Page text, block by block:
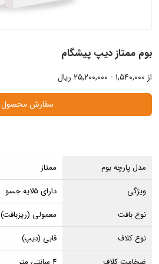
بوم ممتاز دیپ پیشگام
از ۱,۵۴۰,۰۰۰ - ۲۵,۲۰۰,۰۰۰ ریال
سفارش محصول
مدل پارچه بوم
ممتاز
ویژگی
دارای ۵لایه جسو
نوع بافت
معمولی (ریزبافت)
نوع کلاف
قابی (دیپ)